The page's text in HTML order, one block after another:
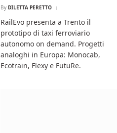
By DILETTA PERETTO
RailEvo presenta a Trento il
prototipo di taxi ferroviario
autonomo on demand. Progetti
analoghi in Europa: Monocab,
Ecotrain, Flexy e FutuRe.